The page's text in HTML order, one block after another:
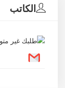
الكاتب